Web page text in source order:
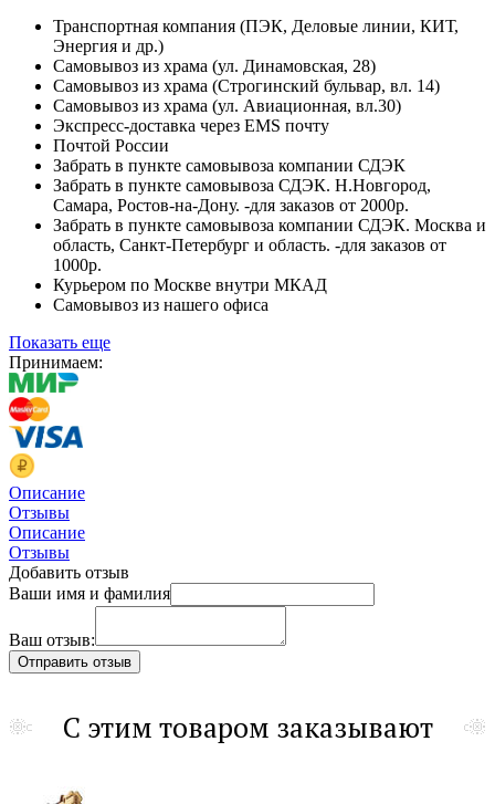
Транспортная компания (ПЭК, Деловые линии, КИТ,
Энергия и др.)
Самовывоз из храма (ул. Динамовская, 28)
Самовывоз из храма (Строгинский бульвар, вл. 14)
Самовывоз из храма (ул. Авиационная, вл.30)
Экспресс-доставка через EMS почту
Почтой России
Забрать в пункте самовывоза компании СДЭК
Забрать в пункте самовывоза СДЭК. Н.Новгород,
Самара, Ростов-на-Дону. -для заказов от 2000р.
Забрать в пункте самовывоза компании СДЭК. Москва и
область, Санкт-Петербург и область. -для заказов от
1000р.
Курьером по Москве внутри МКАД
Самовывоз из нашего офиса
Показать еще
Принимаем:
Описание
Отзывы
Описание
Отзывы
Добавить отзыв
Ваши имя и фамилия
Ваш отзыв:
С этим товаром заказывают